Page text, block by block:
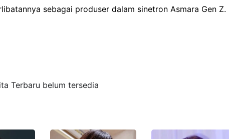
sebagai produser dalam sinetron Asmara Gen Z.
Terbaru belum tersedia